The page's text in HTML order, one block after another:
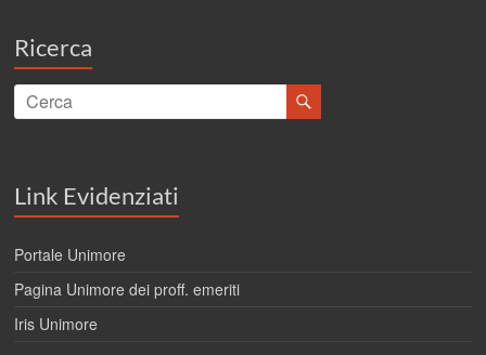
Ricerca
Link Evidenziati
Portale Unimore
Pagina Unimore dei proff. emeriti
Iris Unimore